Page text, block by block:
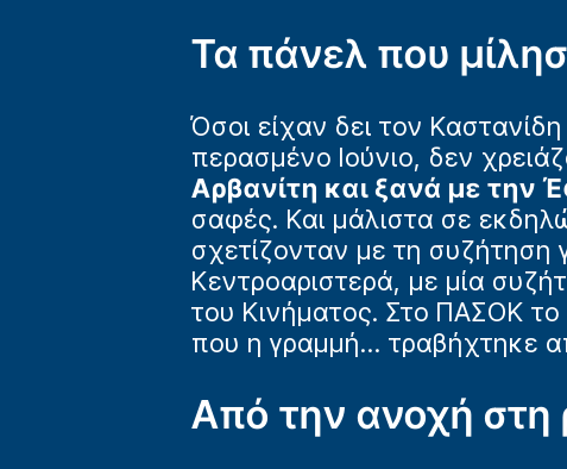
Τα πάνελ που
Όσοι είχαν δει τον
περασμένο Ιούνιο, δεν
Αρβανίτη και ξανά με την
σαφές. Και μάλιστα σε
σχετίζονταν με τη συζήτηση
Κεντροαριστερά, με μία
του Κινήματος. Στο ΠΑΣΟΚ
που η γραμμή… τραβήχτηκε
Από την ανοχή στη